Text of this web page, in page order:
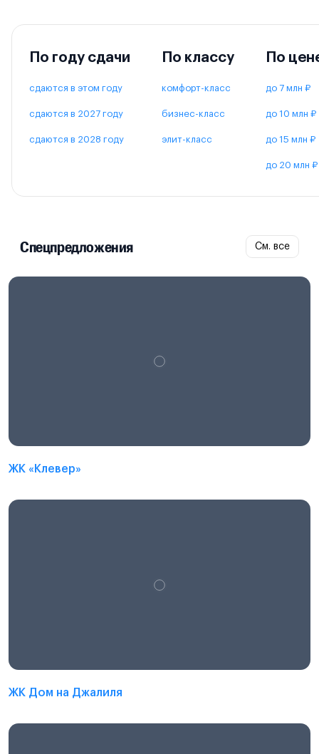
По году сдачи
сдаются в этом году
сдаются в 2027 году
сдаются в 2028 году
По классу
комфорт-класс
бизнес-класс
элит-класс
По
до 7 млн ₽
до 10 млн ₽
до 15 млн ₽
до 20 млн ₽
Спецпредложения См. все
ЖК «Клевер»
ЖК Дом на Джалиля